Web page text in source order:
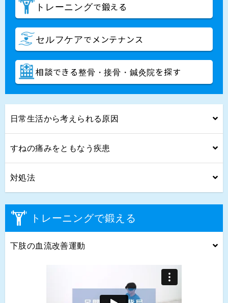
トレーニングで鍛える
セルフケアでメンテナンス
相談できる整骨・接骨・鍼灸院を探す
日常生活から考えられる原因
すねの痛みをともなう疾患
対処法
トレーニングで鍛える
下肢の血流改善運動